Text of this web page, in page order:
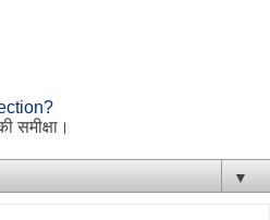
समीक्षा।
▼